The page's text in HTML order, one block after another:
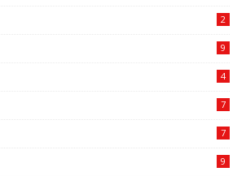
2
9
4
7
7
9